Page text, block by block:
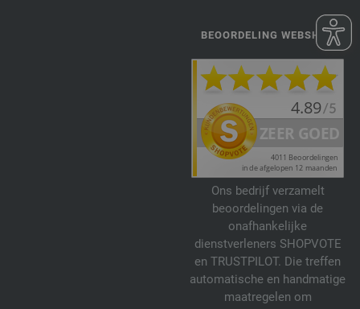
BEOORDELING WEBSHOP
Ons bedrijf verzamelt
beoordelingen via de
onafhankelijke
dienstverleners SHOPVOTE
en TRUSTPILOT. Die treffen
automatische en handmatige
maatregelen om